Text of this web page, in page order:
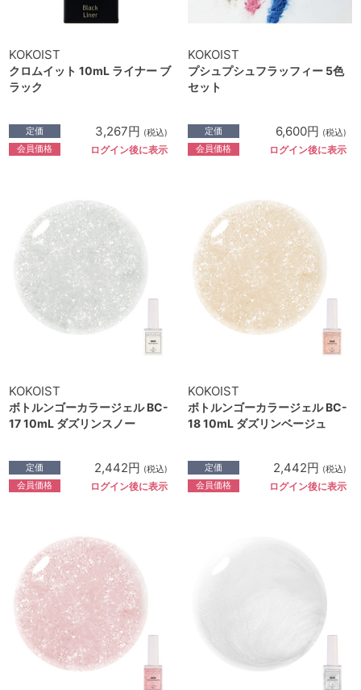
KOKOIST
クロムイット 10mL ライナー ブ
ラック
定価 3,267円 (税込)
会員価格 ログイン後に表示
KOKOIST
プシュプシュフラッフィー 5色
セット
定価 6,600円 (税込)
会員価格 ログイン後に表示
KOKOIST
ボトルンゴーカラージェル BC-
17 10mL ダズリンスノー
定価 2,442円 (税込)
会員価格 ログイン後に表示
KOKOIST
ボトルンゴーカラージェル BC-
18 10mL ダズリンベージュ
定価 2,442円 (税込)
会員価格 ログイン後に表示